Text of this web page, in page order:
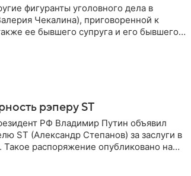
фигуранты уголовного дела в
Чекалина), приговоренной к
ее бывшего супруга и его бывшего
рэперу ST
РФ Владимир Путин объявил
ST (Александр Степанов) за заслуги в
Такое распоряжение опубликовано на